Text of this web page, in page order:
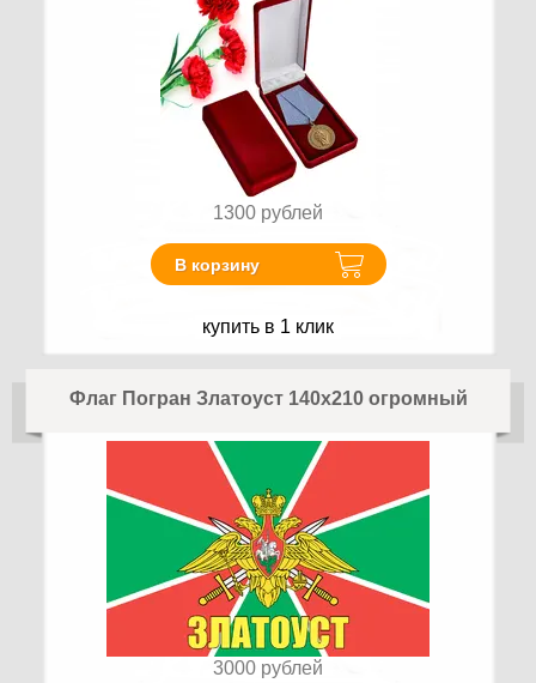
1300 рублей
В корзину
купить в 1 клик
Флаг Погран Златоуст 140х210 огромный
3000 рублей